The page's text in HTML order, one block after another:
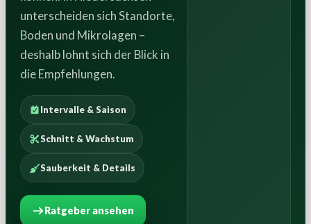
unterscheiden sich Standorte,
Boden und Mikrolagen –
deshalb lohnt sich der Blick in
die Empfehlungen.
Intervalle & Saison
Schnitt & Wachstum
Sauberkeit & Details
Ratgeber ansehen